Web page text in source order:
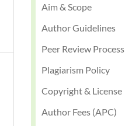
Aim & Scope
Author Guidelines
Peer Review Process
Plagiarism Policy
Copyright & License
Author Fees (APC)